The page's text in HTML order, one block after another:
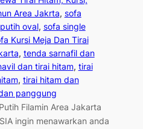
Area Jakrta, sofa
oval, sofa single
Kursi Meja Dan Tirai
, tenda sarnafil dan
dan tirai hitam, tirai
, tirai hitam dan
panggung
Filamin Area Jakarta
ingin menawarkan anda